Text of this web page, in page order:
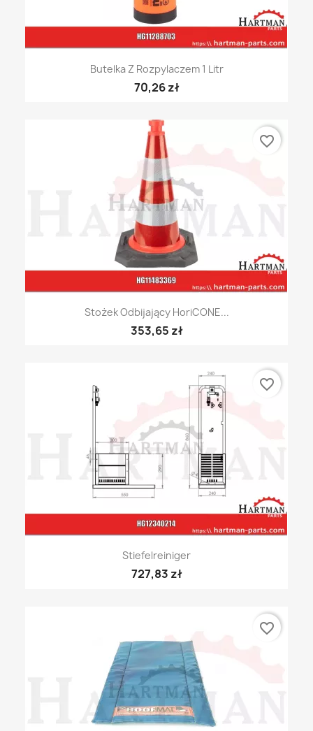
Butelka Z Rozpylaczem 1 Litr
70,26 zł
Stożek Odbijający HoriCONE...
353,65 zł
favorite_border
Stiefelreiniger
727,83 zł
favorite_border
favorite_border